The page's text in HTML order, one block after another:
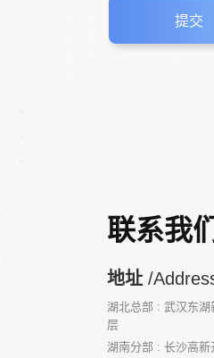
联系我
地址 /
湖北总部 : 武汉东湖
层
湖南分部 : 长沙高新